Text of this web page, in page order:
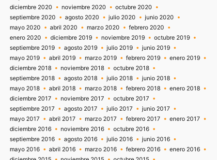
diciembre 2020
noviembre 2020
octubre 2020
septiembre 2020
agosto 2020 julio 2020
junio 2020
mayo 2020
abril 2020 marzo 2020
febrero 2020
enero 2020
diciembre 2019 noviembre 2019
octubre 2019
septiembre 2019
agosto 2019 julio 2019
junio 2019
mayo 2019
abril 2019 marzo 2019 febrero 2019
enero 2019
diciembre 2018
noviembre 2018
octubre 2018
septiembre 2018
agosto 2018 julio 2018
junio 2018
mayo 2018
abril 2018 marzo 2018 febrero 2018
enero 2018
diciembre 2017
noviembre 2017
octubre 2017
septiembre 2017
agosto 2017 julio 2017
junio 2017
mayo 2017
abril 2017 marzo 2017 febrero 2017
enero 2017
diciembre 2016
noviembre 2016
octubre 2016
septiembre 2016
agosto 2016 julio 2016
junio 2016
mayo 2016
abril 2016 marzo 2016 febrero 2016
enero 2016